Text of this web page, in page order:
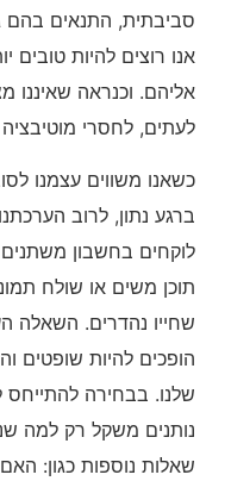
סביבתית, התנאים בהם
אנו רוצים להיות טובים
אליהם. וכנראה שאיננו
לעתים, לחסרי
כשאנו משווים עצמנו
ברגע נתון, לרוב
לוקחים בחשבון
תוכן משים או שולח
שחייו נהדרים. השאלה
הופכים להיות שופטים
שלנו. בבחירה להתייחס
נותנים משקל רק למה
שאלות נוספות כגון: